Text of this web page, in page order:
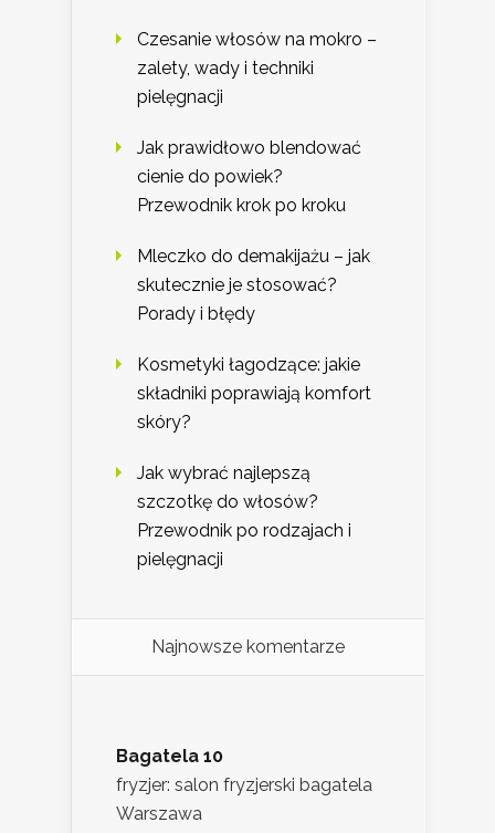
Czesanie włosów na mokro –
zalety, wady i techniki
pielęgnacji
Jak prawidłowo blendować
cienie do powiek?
Przewodnik krok po kroku
Mleczko do demakijażu – jak
skutecznie je stosować?
Porady i błędy
Kosmetyki łagodzące: jakie
składniki poprawiają komfort
skóry?
Jak wybrać najlepszą
szczotkę do włosów?
Przewodnik po rodzajach i
pielęgnacji
Najnowsze komentarze
Bagatela 10
fryzjer: salon fryzjerski bagatela
Warszawa